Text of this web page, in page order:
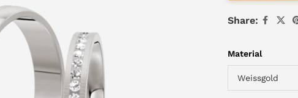
Share:
Material